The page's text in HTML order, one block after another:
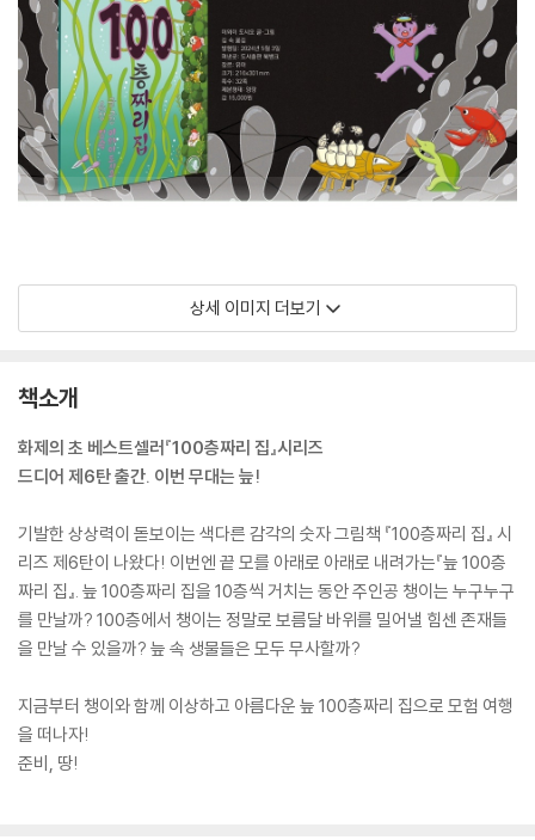
상세 이미지 더보기
책소개
화제의 초 베스트셀러『100층짜리 집』시리즈
드디어 제6탄 출간. 이번 무대는 늪!
기발한 상상력이 돋보이는 색다른 감각의 숫자 그림책 『100층짜리 집』 시
리즈 제6탄이 나왔다! 이번엔 끝 모를 아래로 아래로 내려가는『늪 100층
짜리 집』. 늪 100층짜리 집을 10층씩 거치는 동안 주인공 챙이는 누구누구
를 만날까? 100층에서 챙이는 정말로 보름달 바위를 밀어낼 힘센 존재들
을 만날 수 있을까? 늪 속 생물들은 모두 무사할까?
지금부터 챙이와 함께 이상하고 아름다운 늪 100층짜리 집으로 모험 여행
을 떠나자!
준비, 땅!